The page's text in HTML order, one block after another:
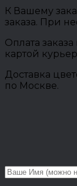
К Вашему
заказа. При
Оплата
картой
Доставка
по Москве.